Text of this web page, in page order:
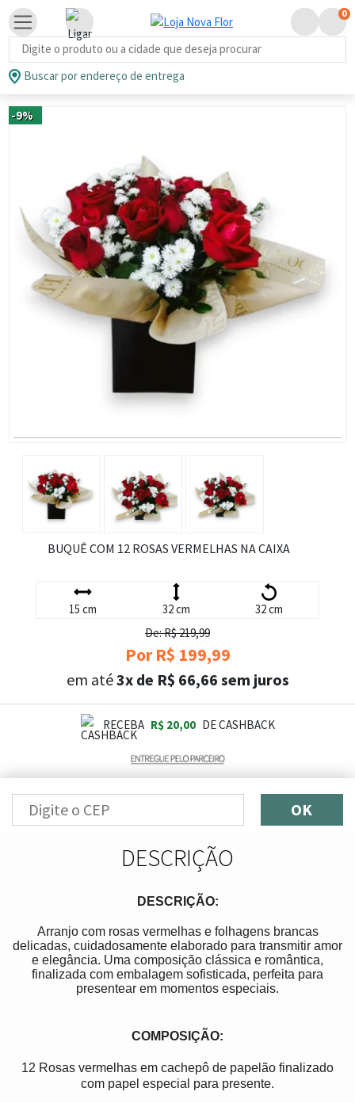
Busca de produtos
0
Buscar por endereço de entrega
-9%
BUQUÊ COM 12 ROSAS VERMELHAS NA CAIXA
15 cm 32 cm
32 cm
De: R$ 219,99
Por R$ 199,99
em até3x de R$ 66,66 sem juros
RECEBA R$ 20,00 DE CASHBACK
OK
DESCRIÇÃO
DESCRIÇÃO:
Arranjo com rosas vermelhas e folhagens brancas
delicadas, cuidadosamente elaborado para transmitir amor
e elegância. Uma composição clássica e romântica,
finalizada com embalagem sofisticada, perfeita para
presentear em momentos especiais.
COMPOSIÇÃO:
12 Rosas vermelhas em cachepô de papelão finalizado
com papel especial para presente.